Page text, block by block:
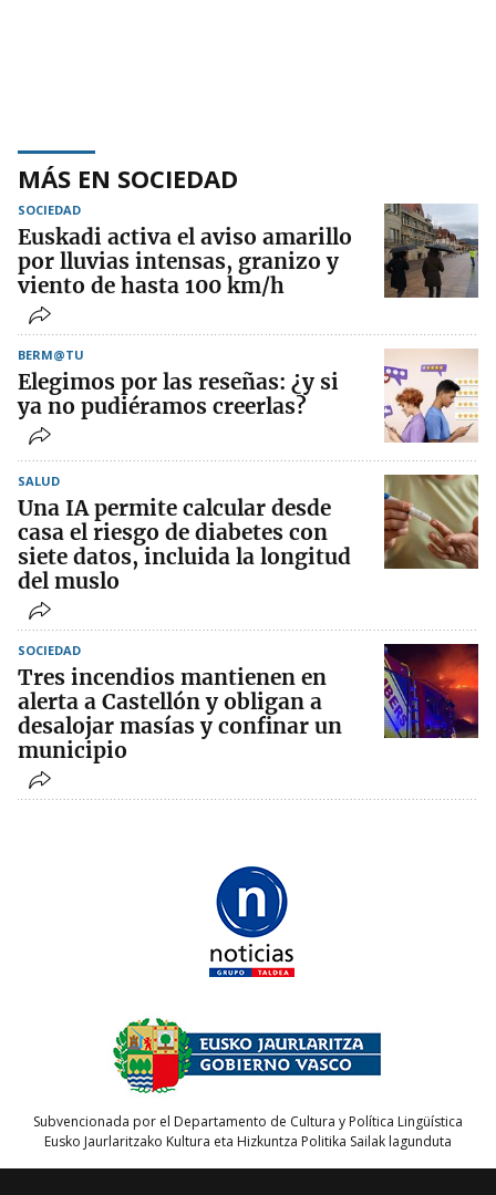
MÁS EN SOCIEDAD
SOCIEDAD
Euskadi activa el aviso amarillo
por lluvias intensas, granizo y
viento de hasta 100 km/h
BERM@TU
Elegimos por las reseñas: ¿y si
ya no pudiéramos creerlas?
SALUD
Una IA permite calcular desde
casa el riesgo de diabetes con
siete datos, incluida la longitud
del muslo
SOCIEDAD
Tres incendios mantienen en
alerta a Castellón y obligan a
desalojar masías y confinar un
municipio
Subvencionada por el Departamento de Cultura y Política Lingüística
Eusko Jaurlaritzako Kultura eta Hizkuntza Politika Sailak lagunduta